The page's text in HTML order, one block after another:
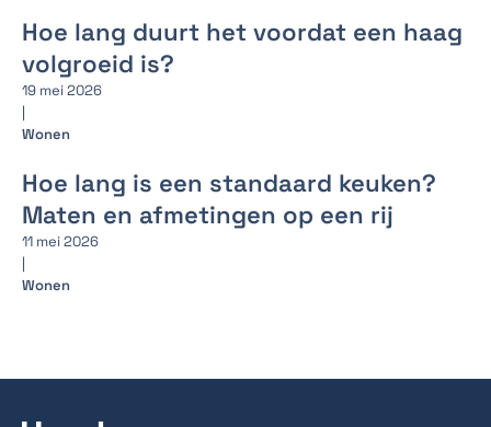
Hoe lang duurt het voordat een haag
volgroeid is?
19 mei 2026
|
Wonen
Hoe lang is een standaard keuken?
Maten en afmetingen op een rij
11 mei 2026
|
Wonen